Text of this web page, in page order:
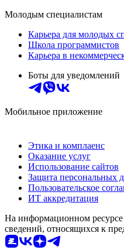
Молодым специалистам
Карьера для молодых
Школа программистов
Карьера в
Боты для уведомлений
Мобильное приложение
Этика и комплаенс
Оказание услуг
Использование сайтов
Защита персональных
Пользовательское
ИТ аккредитация
На информационном ресурсе
сведений, относящихся к